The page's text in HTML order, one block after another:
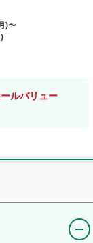
)〜
)
ルバリュー